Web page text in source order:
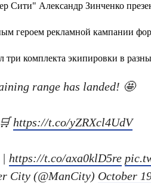
Сити" Александр Зинченко
героем рекламной кампании
три комплекта экипировки в
range has landed! 🤩
https://t.co/yZRXcl4UdV
| https://t.co/axa0klD5re
City (@ManCity) October